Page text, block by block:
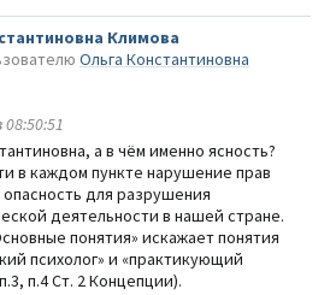
Климова
Ольга Константиновна
08:50:51
а в чём именно ясность?
в каждом пункте нарушение прав
для разрушения
деятельности в нашей стране.
понятия» искажает понятия
психолог» и «практикующий
п.4 Ст. 2 Концепции).